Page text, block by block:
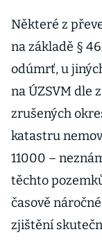
Některé z
na základě §
odúmrť, u
na ÚZSVM dle
zrušených
katastru
11000 –
těchto
časově
zjištění